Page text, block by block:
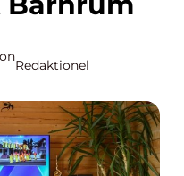
Redaktionel